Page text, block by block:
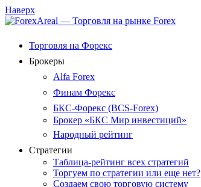
Наверх
Торговля на Форекс
Брокеры
Alfa Forex
Финам Форекс
БКС-Форекс (BCS-Forex)
Брокер «БКС Мир инвестиций»
Народный рейтинг
Стратегии
Таблица-рейтинг всех стратегий
Торгуем по стратегии или еще нет?
Создаем свою торговую систему